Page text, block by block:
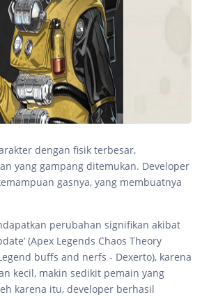
dengan fisik terbesar,
yang gampang ditemukan. Developer
gasnya, yang membuatnya
perubahan signifikan akibat
(Apex Legends Chaos Theory
buffs and nerfs - Dexerto), karena
kecil, makin sedikit pemain yang
karena itu, developer berhasil